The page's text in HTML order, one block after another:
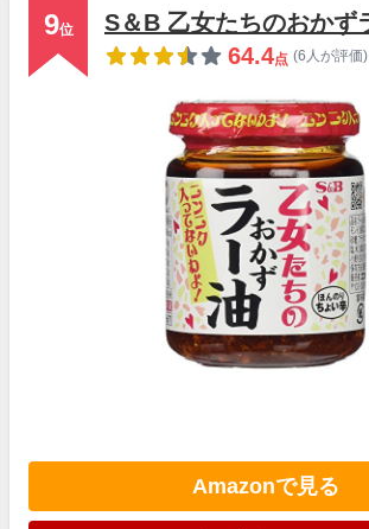
9位
S＆B 乙女たちのおかず
64.4点 (6人が評価)
Amazonで見る